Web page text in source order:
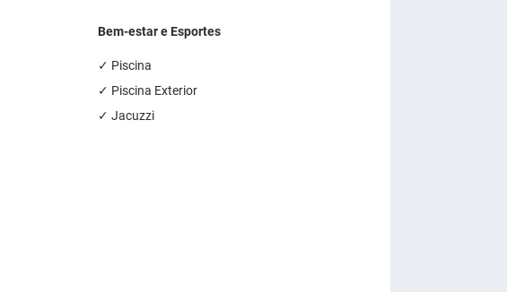
Bem-estar e Esportes
✓ Piscina
✓ Piscina Exterior
✓ Jacuzzi